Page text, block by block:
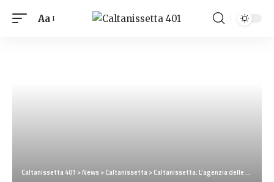
Aa
Caltanissetta 401 >News>Caltanissetta>Caltanissetta: L’agenzia delle entrate invia al Comune cartelle di pagamento, relative ad imposta di registro e spese processuali di sentenze del tribunale